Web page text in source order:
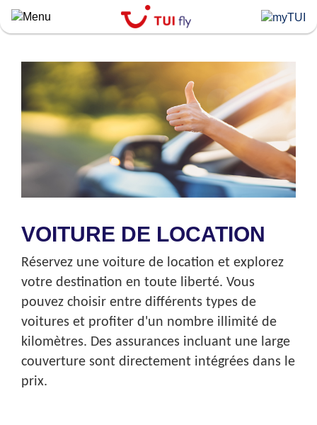
Skip
to
VOITURE DE LOCATION
Réservez une voiture de location et explorez
votre destination en toute liberté. Vous
pouvez choisir entre différents types de
voitures et profiter d'un nombre illimité de
kilomètres. Des assurances incluant une large
couverture sont directement intégrées dans le
prix.